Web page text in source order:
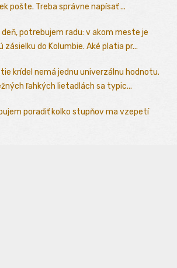
pošte. Treba správne napísať ...
deň, potrebujem radu: v akom meste je
do Kolumbie. Aké platia pr...
krídel nemá jednu univerzálnu hodnotu.
ľahkých lietadlách sa typic...
poradiť kolko stupňov ma vzepetí